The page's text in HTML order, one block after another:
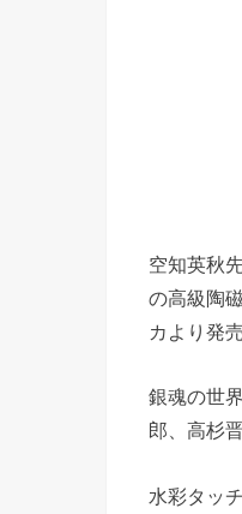
空知英秋
の高級陶
カより発
銀魂の世
郎、高杉
水彩タッ